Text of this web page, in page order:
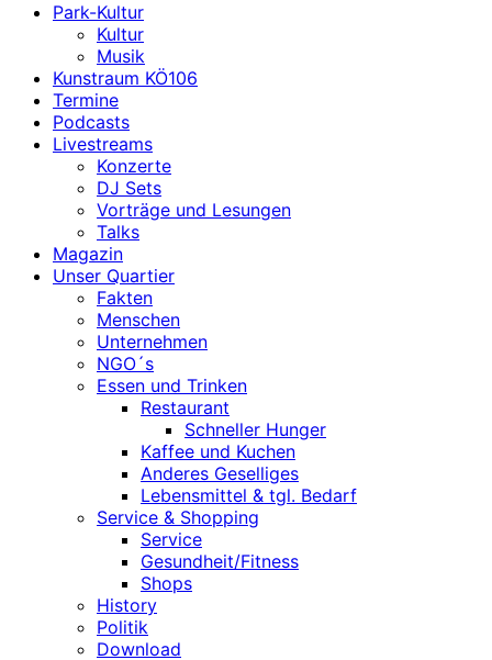
Park-Kultur
Kultur
Musik
Kunstraum KÖ106
Termine
Podcasts
Livestreams
Konzerte
DJ Sets
Vorträge und Lesungen
Talks
Magazin
Unser Quartier
Fakten
Menschen
Unternehmen
NGO´s
Essen und Trinken
Restaurant
Schneller Hunger
Kaffee und Kuchen
Anderes Geselliges
Lebensmittel & tgl. Bedarf
Service & Shopping
Service
Gesundheit/Fitness
Shops
History
Politik
Download